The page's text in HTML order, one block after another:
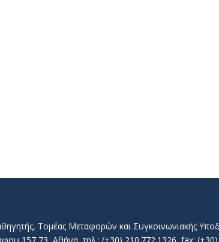
Τομέας Μεταφορών και Συγκοινωνιακής